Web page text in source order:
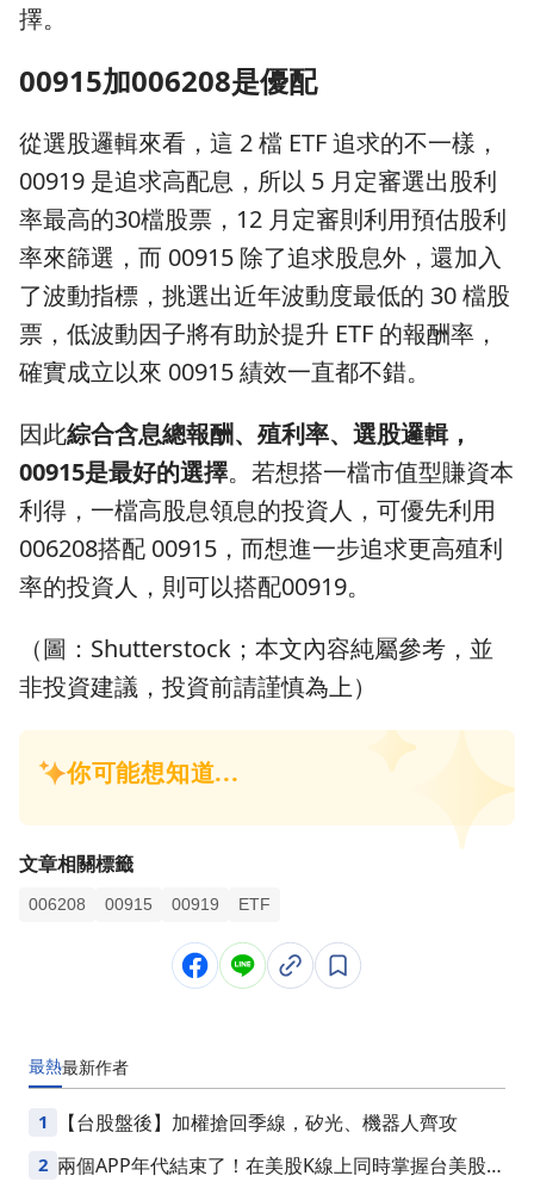
擇。
00915加006208是優配
從選股邏輯來看，這 2 檔 ETF 追求的不一樣，
00919 是追求高配息，所以 5 月定審選出股利
率最高的30檔股票，12 月定審則利用預估股利
率來篩選，而 00915 除了追求股息外，還加入
了波動指標，挑選出近年波動度最低的 30 檔股
票，低波動因子將有助於提升 ETF 的報酬率，
確實成立以來 00915 績效一直都不錯。
因此綜合含息總報酬、殖利率、選股邏輯，
00915是最好的選擇。若想搭一檔市值型賺資本
利得，一檔高股息領息的投資人，可優先利用
006208搭配 00915，而想進一步追求更高殖利
率的投資人，則可以搭配00919。
（圖：Shutterstock；本文內容純屬參考，並
非投資建議，投資前請謹慎為上）
文章相關標籤
006208 00915 00919 ETF
最熱最新作者
1 【台股盤後】加權搶回季線，矽光、機器人齊攻
2 兩個APP年代結束了！在美股K線上同時掌握台美股損